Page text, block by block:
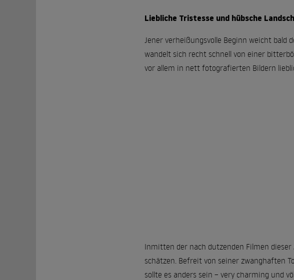
Liebliche Tristesse und hübsche
Jener verheißungsvolle Beginn weicht bald
wandelt sich recht schnell von einer
vor allem in nett fotografierten Bildern
Inmitten der nach dutzenden Filmen
schätzen. Befreit von seiner zwanghaften
sollte es anders sein – very charming und